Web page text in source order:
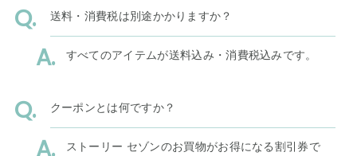
送料・消費税は別途かかりますか？
すべてのアイテムが送料込み・消費税込みです。
クーポンとは何ですか？
ストーリー セゾンのお買物がお得になる割引券で